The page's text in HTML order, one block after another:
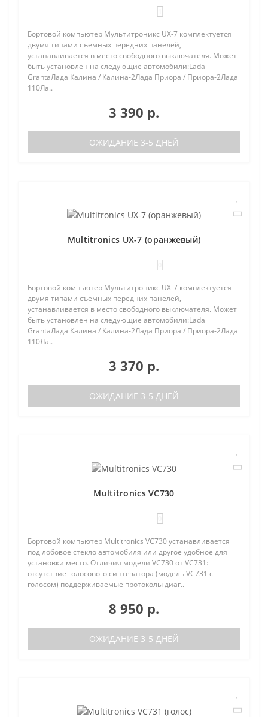
Бортовой компьютер Мультитроникс UX-7 комплектуется
двумя типами съемных передних панелей,
устанавливается в место свободного выключателя. Может
быть установлен на следующие автомобили:Lada
GrantaЛада Калина / Калина-2Лада Приора / Приора-2Лада
110Ла..
3 390 р.
ОЖИДАНИЕ 3-5 ДНЕЙ
Multitronics UX-7 (оранжевый)
Бортовой компьютер Мультитроникс UX-7 комплектуется
двумя типами съемных передних панелей,
устанавливается в место свободного выключателя. Может
быть установлен на следующие автомобили:Lada
GrantaЛада Калина / Калина-2Лада Приора / Приора-2Лада
110Ла..
3 370 р.
ОЖИДАНИЕ 3-5 ДНЕЙ
Multitronics VC730
Бортовой компьютер Multitronics VC730 устанавливается
под лобовое стекло автомобиля или другое удобное для
установки место. Отличия модели VC730 от VC731:
отсутствие голосового синтезатора (модель VC731 с
голосом) поддерживаемые протоколы диаг..
8 950 р.
ОЖИДАНИЕ 3-5 ДНЕЙ